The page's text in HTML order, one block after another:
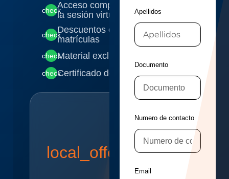
checkAcceso completamente gratuito a
la sesión virtual
checkDescuentos especiales en futuras
matrículas
checkMaterial exclusivo para descargar
checkCertificado de participación digital
local_offer
Oferta
Especial
Aprovecha
bonificación
exclusiva en
para
Apellidos
Documento
Numero de contacto
Email